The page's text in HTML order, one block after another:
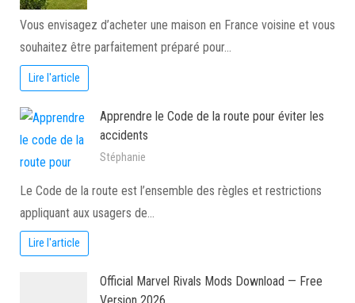
Vous envisagez d’acheter une maison en France voisine et vous
souhaitez être parfaitement préparé pour…
Lire l'article
Apprendre le Code de la route pour éviter les
accidents
Stéphanie
Le Code de la route est l’ensemble des règles et restrictions
appliquant aux usagers de…
Lire l'article
Official Marvel Rivals Mods Download — Free